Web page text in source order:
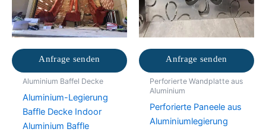
Anfrage senden
Aluminium Baffel Decke
Aluminium-Legierung
Baffle Decke Indoor
Aluminium Baffle
Anfrage senden
Perforierte Wandplatte aus
Aluminium
Perforierte Paneele aus
Aluminiumlegierung